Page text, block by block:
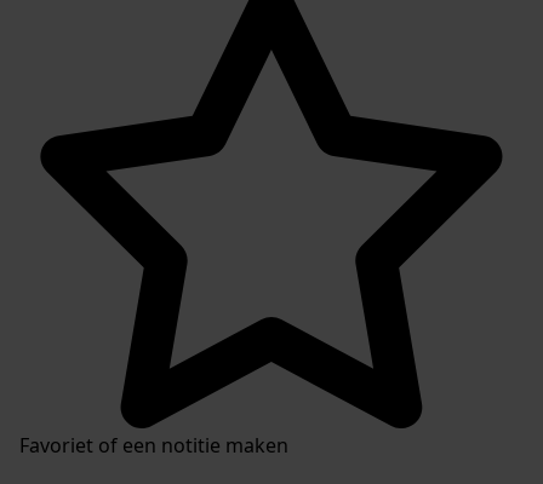
Favoriet of een notitie maken